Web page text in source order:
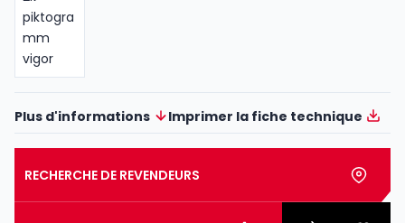
Plus d'informations Imprimer la fiche technique
RECHERCHE DE REVENDEURS